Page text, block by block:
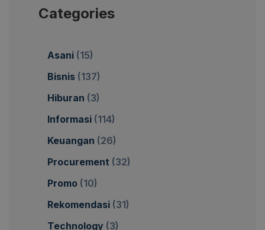
Categories
Asani (15)
Bisnis (137)
Hiburan (3)
Informasi (114)
Keuangan (26)
Procurement (32)
Promo (10)
Rekomendasi (31)
Technology (3)